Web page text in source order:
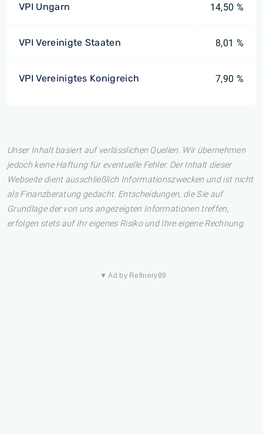
VPI Ungarn 14,50 %
VPI Vereinigte Staaten 8,01 %
VPI Vereinigtes Konigreich 7,90 %
Unser Inhalt basiert auf verlässlichen Quellen. Wir übernehmen
jedoch keine Haftung für eventuelle Fehler. Der Inhalt dieser
Webseite dient ausschließlich Informationszwecken und ist nicht
als Finanzberatung gedacht. Entscheidungen, die Sie auf
Grundlage der von uns angezeigten Informationen treffen,
erfolgen stets auf Ihr eigenes Risiko und Ihre eigene Rechnung.
▼ Ad by Refinery89